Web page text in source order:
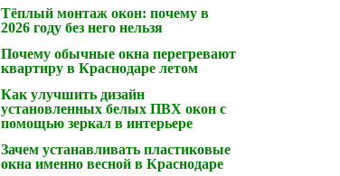
Тёплый монтаж окон: почему в
2026 году без него нельзя
Почему обычные окна перегревают
квартиру в Краснодаре летом
Как улучшить дизайн
установленных белых ПВХ окон с
помощью зеркал в интерьере
Зачем устанавливать пластиковые
окна именно весной в Краснодаре